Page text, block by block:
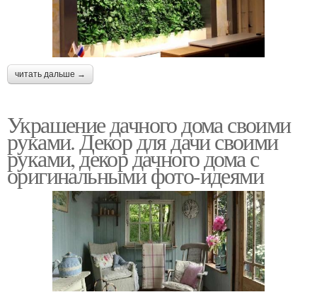
читать дальше →
Украшение дачного дома своими
руками. Декор для дачи своими
руками, декор дачного дома с
оригинальными фото-идеями